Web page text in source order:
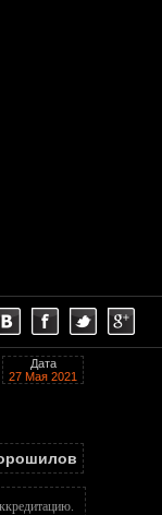
Дата
27 Мая 2021